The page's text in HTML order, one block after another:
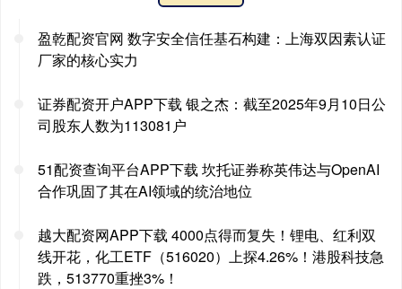
盈乾配资官网 数字安全信任基石构建：上海双因素认证
厂家的核心实力
证券配资开户APP下载 银之杰：截至2025年9月10日公
司股东人数为113081户
51配资查询平台APP下载 坎托证券称英伟达与OpenAI
合作巩固了其在AI领域的统治地位
越大配资网APP下载 4000点得而复失！锂电、红利双
线开花，化工ETF（516020）上探4.26%！港股科技急
跌，513770重挫3%！